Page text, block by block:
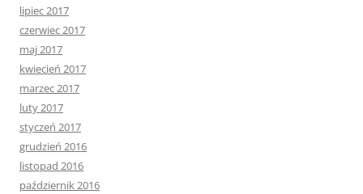
lipiec 2017
czerwiec 2017
maj 2017
kwiecień 2017
marzec 2017
luty 2017
styczeń 2017
grudzień 2016
listopad 2016
październik 2016